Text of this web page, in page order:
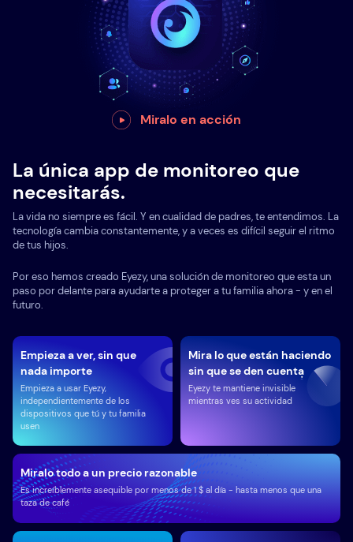
Miralo en acción
La única app de monitoreo que
necesitarás.
La vida no siempre es fácil. Y en cualidad de padres, te entendimos. La
tecnología cambia constantemente, y a veces es difícil seguir el ritmo
de tus hijos.
Por eso hemos creado Eyezy, una solución de monitoreo que esta un
paso por delante para ayudarte a proteger a tu familia ahora - y en el
futuro.
Empieza a ver, sin que
nada importe
Empieza a usar Eyezy,
independientemente de los
dispositivos que tú y tu familia
usen
Mira lo que están haciendo
sin que se den cuenta
Eyezy te mantiene invisible
mientras ves su actividad
Miralo todo a un precio razonable
Es increíblemente asequible por menos de 1 $ al día - hasta menos que una
taza de café